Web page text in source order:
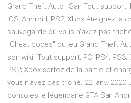
Grand Theft Auto : San Tout support;
iOS; Android; PS2; Xbox éteignez la
sauvegarde où vous n'avez pas
"Cheat codes" du jeu Grand Theft
son wiki. Tout support; PC; PS4; PS3;
PS2; Xbox sortez de la partie et
vous n'avez pas triché. 22 janv. 2020
consoles le légendaire GTA San